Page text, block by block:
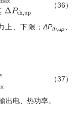
d own≤ （36）
上、下限； ΔPth,up、
P,m a
（37）
出电、热功率。